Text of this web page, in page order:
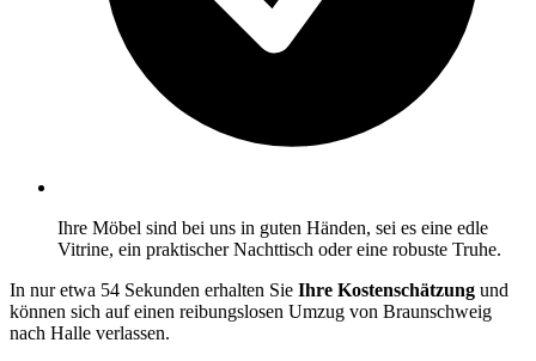
Ihre Möbel sind bei uns in guten Händen, sei es eine edle
Vitrine, ein praktischer Nachttisch oder eine robuste Truhe.
In nur etwa 54 Sekunden erhalten Sie Ihre Kostenschätzung und
können sich auf einen reibungslosen Umzug von Braunschweig
nach Halle verlassen.